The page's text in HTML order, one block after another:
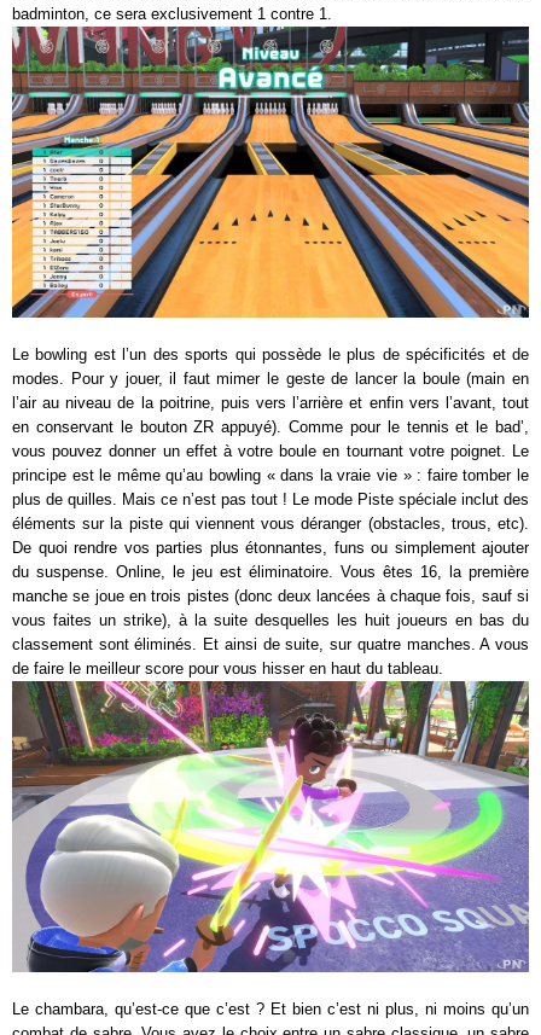
badminton, ce sera exclusivement 1 contre 1.
Le bowling est l’un des sports qui possède le plus de spécificités et de
modes. Pour y jouer, il faut mimer le geste de lancer la boule (main en
l’air au niveau de la poitrine, puis vers l’arrière et enfin vers l’avant, tout
en conservant le bouton ZR appuyé). Comme pour le tennis et le bad’,
vous pouvez donner un effet à votre boule en tournant votre poignet. Le
principe est le même qu’au bowling « dans la vraie vie » : faire tomber le
plus de quilles. Mais ce n’est pas tout ! Le mode Piste spéciale inclut des
éléments sur la piste qui viennent vous déranger (obstacles, trous, etc).
De quoi rendre vos parties plus étonnantes, funs ou simplement ajouter
du suspense. Online, le jeu est éliminatoire. Vous êtes 16, la première
manche se joue en trois pistes (donc deux lancées à chaque fois, sauf si
vous faites un strike), à la suite desquelles les huit joueurs en bas du
classement sont éliminés. Et ainsi de suite, sur quatre manches. A vous
de faire le meilleur score pour vous hisser en haut du tableau.
Le chambara, qu’est-ce que c’est ? Et bien c’est ni plus, ni moins qu’un